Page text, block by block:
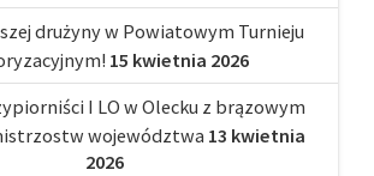
drużyny w Powiatowym Turnieju
15 kwietnia 2026
I LO w Olecku z brązowym
województwa 13 kwietnia
2026